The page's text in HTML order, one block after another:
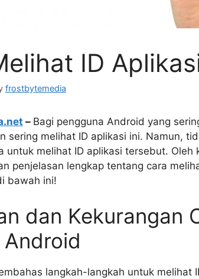
ID
frostbytemedia
– Bagi pengguna Android yang
sering melihat ID aplikasi ini. Namun,
untuk melihat ID aplikasi tersebut.
penjelasan lengkap tentang cara
bawah ini!
dan Kekurangan
langkah-langkah untuk melihat